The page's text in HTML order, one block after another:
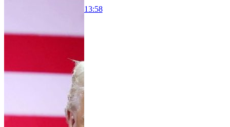
13:58